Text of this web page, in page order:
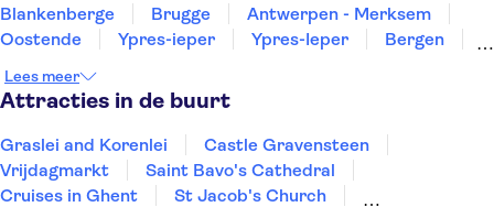
Blankenberge
Brugge
Antwerpen - Merksem
Oostende
Ypres-ieper Ypres-Ieper
Bergen
Lees meer
Attracties in de buurt
Graslei and Korenlei
Castle Gravensteen
Vrijdagmarkt
Saint Bavo's Cathedral
Cruises in Ghent
St Jacob's Church